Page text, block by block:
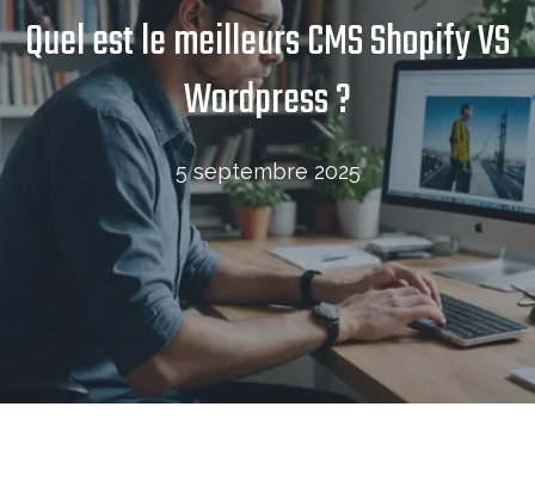
Quel est le meilleurs CMS Shopify VS
Wordpress ?
5 septembre 2025